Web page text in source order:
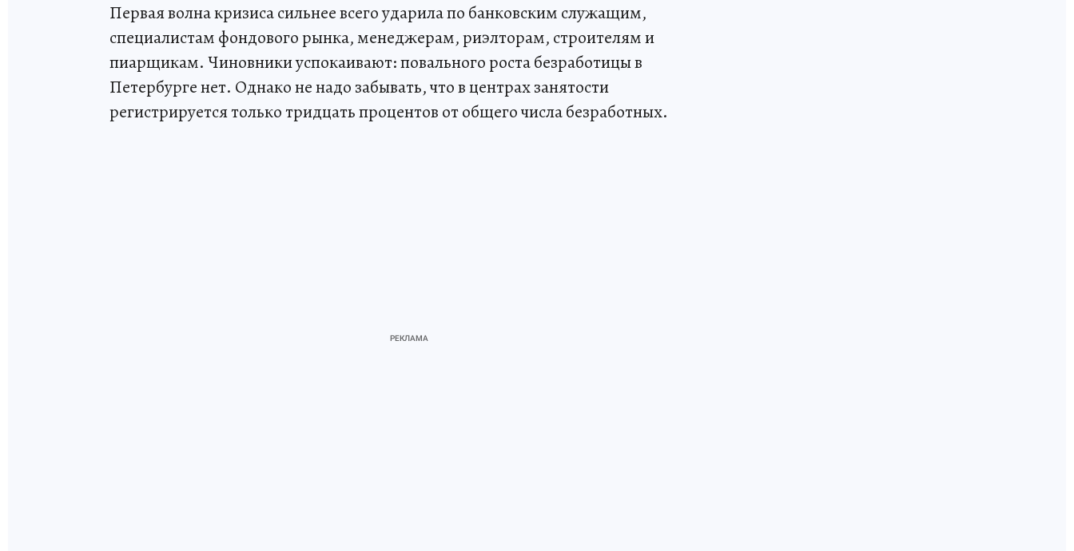
Первая волна кризиса сильнее всего ударила по банковским служащим,
специалистам фондового рынка, менеджерам, риэлторам, строителям и
пиарщикам. Чиновники успокаивают: повального роста безработицы в
Петербурге нет. Однако не надо забывать, что в центрах занятости
регистрируется только тридцать процентов от общего числа безработных.